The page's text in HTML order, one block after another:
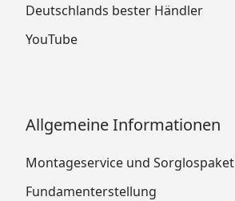
Deutschlands bester Händler
YouTube
Allgemeine Informationen
Montageservice und Sorglospaket
Fundamenterstellung